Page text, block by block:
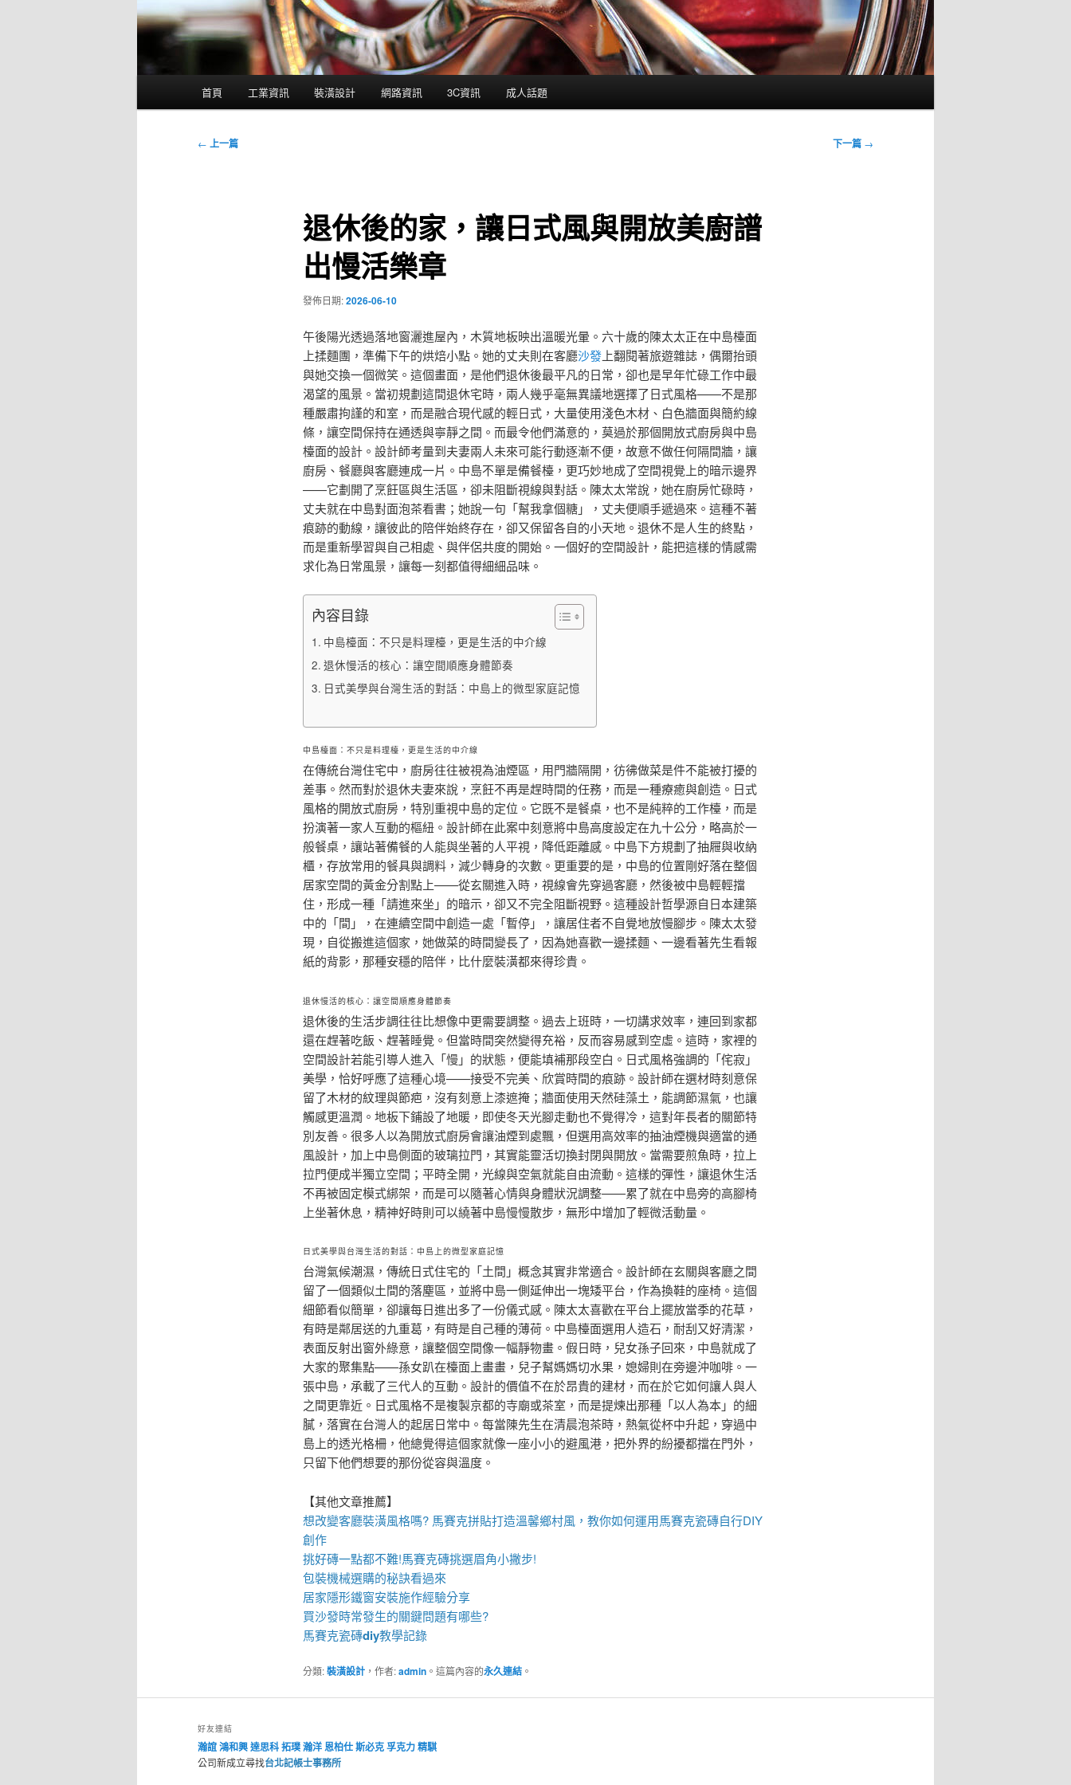
首頁 工業資訊 裝潢設計 網路資訊 3C資訊 成人話題
文
← 上一篇 下一篇 →
退休後的家，讓日式風與開放美廚譜
出慢活樂章
發佈日期:2026-06-10
午後陽光透過落地窗灑進屋內，木質地板映出溫暖光暈。六十歲的陳太太正在中島檯面
上揉麵團，準備下午的烘焙小點。她的丈夫則在客廳沙發上翻閱著旅遊雜誌，偶爾抬頭
與她交換一個微笑。這個畫面，是他們退休後最平凡的日常，卻也是早年忙碌工作中最
渴望的風景。當初規劃這間退休宅時，兩人幾乎毫無異議地選擇了日式風格——不是那
種嚴肅拘謹的和室，而是融合現代感的輕日式，大量使用淺色木材、白色牆面與簡約線
條，讓空間保持在通透與寧靜之間。而最令他們滿意的，莫過於那個開放式廚房與中島
檯面的設計。設計師考量到夫妻兩人未來可能行動逐漸不便，故意不做任何隔間牆，讓
廚房、餐廳與客廳連成一片。中島不單是備餐檯，更巧妙地成了空間視覺上的暗示邊界
——它劃開了烹飪區與生活區，卻未阻斷視線與對話。陳太太常說，她在廚房忙碌時，
丈夫就在中島對面泡茶看書；她說一句「幫我拿個糖」，丈夫便順手遞過來。這種不著
痕跡的動線，讓彼此的陪伴始終存在，卻又保留各自的小天地。退休不是人生的終點，
而是重新學習與自己相處、與伴侶共度的開始。一個好的空間設計，能把這樣的情感需
求化為日常風景，讓每一刻都值得細細品味。
內容目錄
中島檯面：不只是料理檯，更是生活的中介線
退休慢活的核心：讓空間順應身體節奏
日式美學與台灣生活的對話：中島上的微型家庭記憶
中島檯面：不只是料理檯，更是生活的中介線
在傳統台灣住宅中，廚房往往被視為油煙區，用門牆隔開，彷彿做菜是件不能被打擾的
差事。然而對於退休夫妻來說，烹飪不再是趕時間的任務，而是一種療癒與創造。日式
風格的開放式廚房，特別重視中島的定位。它既不是餐桌，也不是純粹的工作檯，而是
扮演著一家人互動的樞紐。設計師在此案中刻意將中島高度設定在九十公分，略高於一
般餐桌，讓站著備餐的人能與坐著的人平視，降低距離感。中島下方規劃了抽屜與收納
櫃，存放常用的餐具與調料，減少轉身的次數。更重要的是，中島的位置剛好落在整個
居家空間的黃金分割點上——從玄關進入時，視線會先穿過客廳，然後被中島輕輕擋
住，形成一種「請進來坐」的暗示，卻又不完全阻斷視野。這種設計哲學源自日本建築
中的「間」，在連續空間中創造一處「暫停」，讓居住者不自覺地放慢腳步。陳太太發
現，自從搬進這個家，她做菜的時間變長了，因為她喜歡一邊揉麵、一邊看著先生看報
紙的背影，那種安穩的陪伴，比什麼裝潢都來得珍貴。
退休慢活的核心：讓空間順應身體節奏
退休後的生活步調往往比想像中更需要調整。過去上班時，一切講求效率，連回到家都
還在趕著吃飯、趕著睡覺。但當時間突然變得充裕，反而容易感到空虛。這時，家裡的
空間設計若能引導人進入「慢」的狀態，便能填補那段空白。日式風格強調的「侘寂」
美學，恰好呼應了這種心境——接受不完美、欣賞時間的痕跡。設計師在選材時刻意保
留了木材的紋理與節疤，沒有刻意上漆遮掩；牆面使用天然硅藻土，能調節濕氣，也讓
觸感更溫潤。地板下鋪設了地暖，即使冬天光腳走動也不覺得冷，這對年長者的關節特
別友善。很多人以為開放式廚房會讓油煙到處飄，但選用高效率的抽油煙機與適當的通
風設計，加上中島側面的玻璃拉門，其實能靈活切換封閉與開放。當需要煎魚時，拉上
拉門便成半獨立空間；平時全開，光線與空氣就能自由流動。這樣的彈性，讓退休生活
不再被固定模式綁架，而是可以隨著心情與身體狀況調整——累了就在中島旁的高腳椅
上坐著休息，精神好時則可以繞著中島慢慢散步，無形中增加了輕微活動量。
日式美學與台灣生活的對話：中島上的微型家庭記憶
台灣氣候潮濕，傳統日式住宅的「土間」概念其實非常適合。設計師在玄關與客廳之間
留了一個類似土間的落塵區，並將中島一側延伸出一塊矮平台，作為換鞋的座椅。這個
細節看似簡單，卻讓每日進出多了一份儀式感。陳太太喜歡在平台上擺放當季的花草，
有時是鄰居送的九重葛，有時是自己種的薄荷。中島檯面選用人造石，耐刮又好清潔，
表面反射出窗外綠意，讓整個空間像一幅靜物畫。假日時，兒女孫子回來，中島就成了
大家的聚集點——孫女趴在檯面上畫畫，兒子幫媽媽切水果，媳婦則在旁邊沖咖啡。一
張中島，承載了三代人的互動。設計的價值不在於昂貴的建材，而在於它如何讓人與人
之間更靠近。日式風格不是複製京都的寺廟或茶室，而是提煉出那種「以人為本」的細
膩，落實在台灣人的起居日常中。每當陳先生在清晨泡茶時，熱氣從杯中升起，穿過中
島上的透光格柵，他總覺得這個家就像一座小小的避風港，把外界的紛擾都擋在門外，
只留下他們想要的那份從容與溫度。
【其他文章推薦】
想改變客廳裝潢風格嗎? 馬賽克拼貼打造溫馨鄉村風，教你如何運用馬賽克瓷磚自行DIY
創作
挑好磚一點都不難!馬賽克磚挑選眉角小撇步!
包裝機械選購的秘訣看過來
居家隱形鐵窗安裝施作經驗分享
買沙發時常發生的關鍵問題有哪些?
馬賽克瓷磚diy教學記錄
分類:裝潢設計，作者:admin。這篇內容的永久連結。
好友連結
瀚誼鴻和興達思科拓璞瀚洋恩柏仕斯必克孚克力精騏
公司新成立尋找台北記帳士事務所